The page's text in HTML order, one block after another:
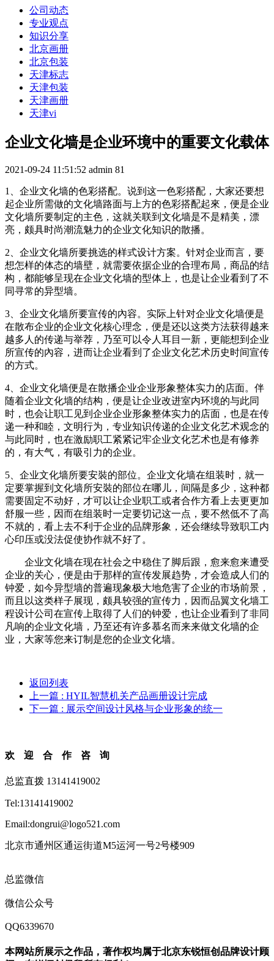
公司动态
专业观点
知识分享
北京画册
北京包装
天津标志
天津包装
天津画册
天津vi
企业文化墙是企业环境中的重要文化载体
2021-09-24 11:51:52 admin 81
1、企业文化墙的色彩搭配。说到这一色彩搭配，大家还要想
起企业所需做的文化墙路面与上方的色彩搭配起來，便是企业
文化墙所要制定的主色，这就关联到文化墙是不是精美，漂
亮，颇具时尚潮流魅力的企业文化知识的散播。
2、企业文化墙所要挑选的样式设计方案。针对企业而言，要
想怎样的体态的墙壁，就需要依据企业的合理布局，商品的结
构，都能够呈现在企业文化墙的型体上，也是让企业看到了不
同寻常的异型墙。
3、企业文化墙所要宣传的內容。实际上针对企业文化墙便是
在散布企业的企业文化核心理念，便是还以这类方法获得越来
越多人的传递与举荐，乃至可以令人耳目一新，更能想到企业
所宣传的內容，进而让企业看到了企业文化艺术历史时间宣传
的方式。
4、企业文化墙便是在散播企业企业形象整体实力的店面。伴
随着企业文化墙的结构，便是让企业改进室内环境的与此同
时，也会让职工见到企业企业形象整体实力的店面，也是在传
递一种和睦，文明行为，专业知识传递的企业文化艺术观念的
与此同时，也在激励职工紧紧记牢企业文化艺术也是有修养
的，有大气，有吸引力的企业。
5、企业文化墙所要安裝的部位。企业文化墙在组装时，就一
定要掌握到文化墙所安裝的部位在哪儿，间隔是多少，这种都
需要固定不动好，才可以让企业职工或者合作方看上去更更加
舒服一些，因而在组装时一定要切记这一点，要不然低不了高
不就的，看上去不利于企业的品牌形象，还会继续导致职工内
心印压或没法促使协作就不好了。
企业文化墙在现在社会之中稳住了脚后跟，愈来愈来遭受
企业的关心，便是由于那样的宣传发展趋势，才会造成人们的
钟爱，如今异型墙的普遍现象极大地危害了企业的市场前景，
而且以这类样子展现，颇具较强的宣传力，因而品翼文化墙工
程设计公司在宣传上取得了人们的钟爱，也让企业看到了非同
凡响的企业文化墙，乃至还有许多慕名而来来做文化墙的企
业，大家等您来订制是您的企业文化墙。
返回列表
上一篇 : HYIL智慧机关产品画册设计完成
下一篇 : 展示空间设计风格与企业形象的统一
欢迎合作咨询
总监直拨 13141419002
Tel:13141419002
Email:dongrui@logo521.com
北京市通州区通运街道M5运河一号2号楼909
总监微信
微信公众号
QQ6339670
本网站所展示之作品，著作权均属于北京东锐恒创品牌设计顾